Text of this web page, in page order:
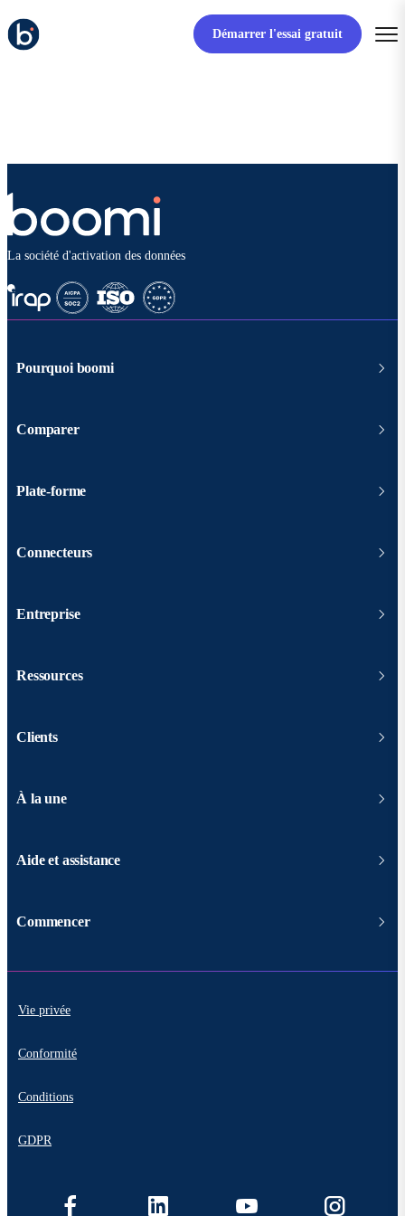
Démarrer l'essai gratuit
La société d'activation des données
Pourquoi boomi
Comparer
Plate-forme
Connecteurs
Entreprise
Ressources
Clients
À la une
Aide et assistance
Commencer
Vie privée
Conformité
Conditions
GDPR